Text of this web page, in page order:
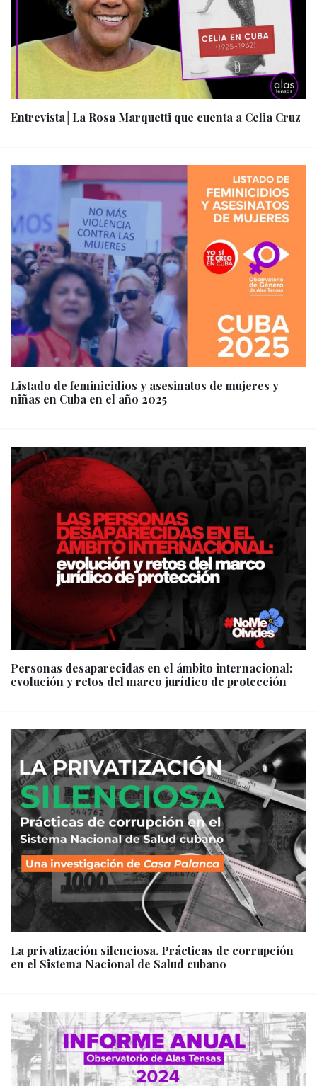
Entrevista│La Rosa Marquetti que cuenta a Celia Cruz
Listado de feminicidios y asesinatos de mujeres y
niñas en Cuba en el año 2025
Personas desaparecidas en el ámbito internacional:
evolución y retos del marco jurídico de protección
La privatización silenciosa. Prácticas de corrupción
en el Sistema Nacional de Salud cubano